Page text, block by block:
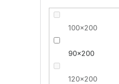
100x200
90x200
120x200